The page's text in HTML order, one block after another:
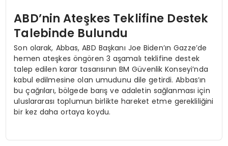
ABD’nin Ateşkes Teklifine Destek
Talebinde Bulundu
Son olarak, Abbas, ABD Başkanı Joe Biden’ın Gazze’de
hemen ateşkes öngören 3 aşamalı teklifine destek
talep edilen karar tasarısının BM Güvenlik Konseyi’nda
kabul edilmesine olan umudunu dile getirdi. Abbas’ın
bu çağrıları, bölgede barış ve adaletin sağlanması için
uluslararası toplumun birlikte hareket etme gerekliliğini
bir kez daha ortaya koydu.